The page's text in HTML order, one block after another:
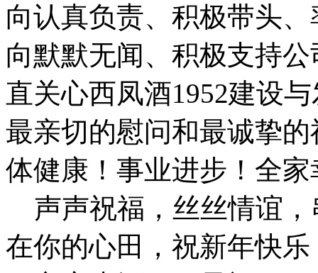
向认真负责、积极带头
向默默无闻、积极支持
直关心西凤酒1952建设
最亲切的慰问和最诚挚
体健康！事业进步！全
声声祝福，丝丝情谊，
在你的心田，祝新年快